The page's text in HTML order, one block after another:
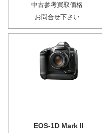
中古参考買取価格
お問合せ下さい
EOS-1D Mark II